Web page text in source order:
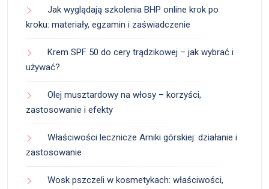
Jak wyglądają szkolenia BHP online krok po
kroku: materiały, egzamin i zaświadczenie
Krem SPF 50 do cery trądzikowej – jak wybrać i
używać?
Olej musztardowy na włosy – korzyści,
zastosowanie i efekty
Właściwości lecznicze Arniki górskiej: działanie i
zastosowanie
Wosk pszczeli w kosmetykach: właściwości,